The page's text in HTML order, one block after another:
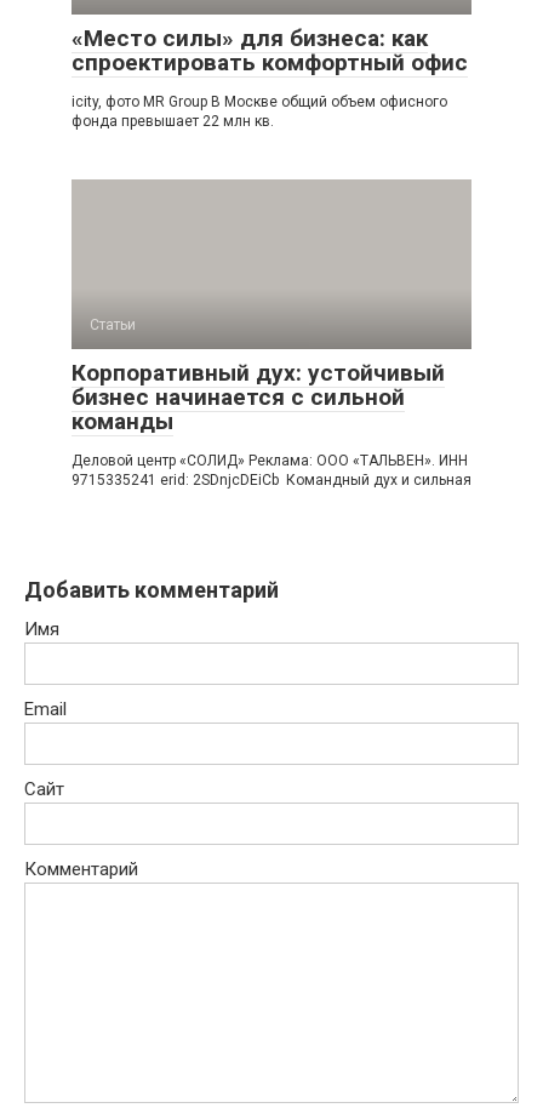
«Место силы» для бизнеса: как
спроектировать комфортный офис
icity, фото MR Group В Москве общий объем офисного
фонда превышает 22 млн кв.
Статьи
Корпоративный дух: устойчивый
бизнес начинается с сильной
команды
Деловой центр «СОЛИД» Реклама: ООО «ТАЛЬВЕН». ИНН
9715335241 erid: 2SDnjcDEiCb Командный дух и сильная
Добавить комментарий
Имя
Email
Сайт
Комментарий